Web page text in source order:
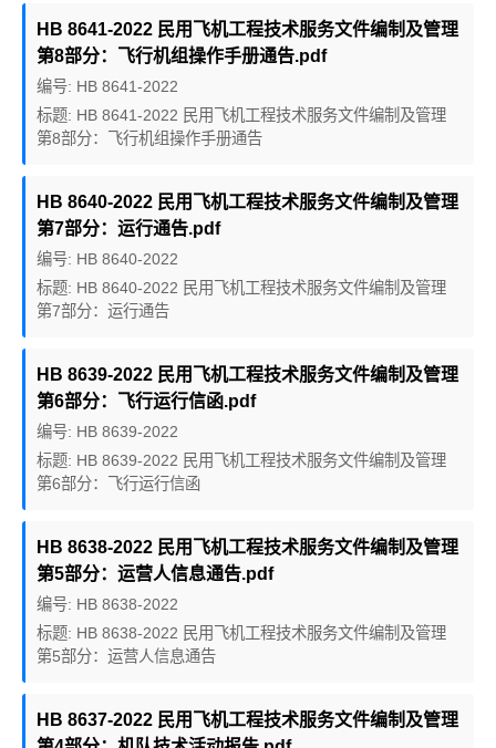
HB 8641-2022 民用飞机工程技术服务文件编制及管理
第8部分：飞行机组操作手册通告.pdf
编号: HB 8641-2022
标题: HB 8641-2022 民用飞机工程技术服务文件编制及管理
第8部分：飞行机组操作手册通告
HB 8640-2022 民用飞机工程技术服务文件编制及管理
第7部分：运行通告.pdf
编号: HB 8640-2022
标题: HB 8640-2022 民用飞机工程技术服务文件编制及管理
第7部分：运行通告
HB 8639-2022 民用飞机工程技术服务文件编制及管理
第6部分：飞行运行信函.pdf
编号: HB 8639-2022
标题: HB 8639-2022 民用飞机工程技术服务文件编制及管理
第6部分：飞行运行信函
HB 8638-2022 民用飞机工程技术服务文件编制及管理
第5部分：运营人信息通告.pdf
编号: HB 8638-2022
标题: HB 8638-2022 民用飞机工程技术服务文件编制及管理
第5部分：运营人信息通告
HB 8637-2022 民用飞机工程技术服务文件编制及管理